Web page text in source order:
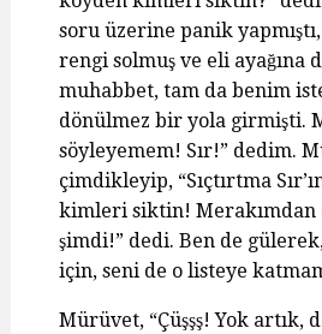
soru üzerine panik
rengi solmuş ve eli ayağına
muhabbet, tam da benim
dönülmez bir yola girmişti.
söyleyemem! Sır!” dedim.
çimdikleyip, “Sıçtırtma
kimleri siktin! Merakımdan
şimdi!” dedi. Ben de
için, seni de o listeye
Mürüvet, “Çüşşş! Yok artık,